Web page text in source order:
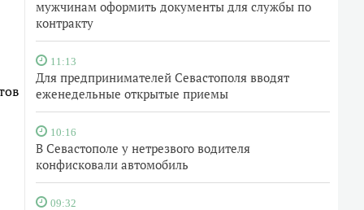
мужчинам оформить документы для службы по
контракту
11:13
Для предпринимателей Севастополя вводят
еженедельные открытые приемы
10:16
В Севастополе у нетрезвого водителя
конфисковали автомобиль
09:32